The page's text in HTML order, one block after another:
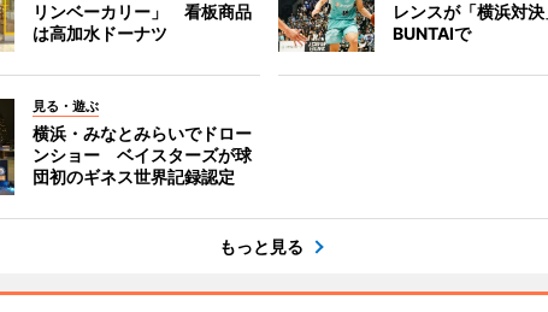
リンベーカリー」 看板商品
は高加水ドーナツ
レンスが「横浜対
BUNTAIで
見る・遊ぶ
横浜・みなとみらいでドロー
ンショー ベイスターズが球
団初のギネス世界記録認定
もっと見る